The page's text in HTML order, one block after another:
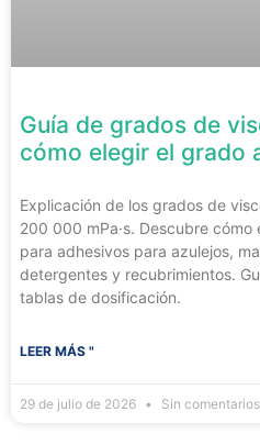
Guía de grados de
cómo elegir el grado
Explicación de los grados de
200 000 mPa·s. Descubre
para adhesivos para azulejos,
detergentes y recubrimientos.
tablas de dosificación.
LEER MÁS "
29 de julio de 2026 Sin comentarios